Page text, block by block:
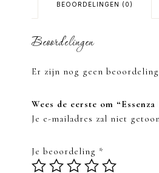
BEOORDELINGEN (0)
Beoordelingen
Er zijn nog geen
Wees de eerste om
Je e-mailadres zal niet
Je beoordeling *